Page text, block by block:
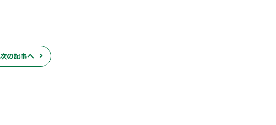
次の記事へ